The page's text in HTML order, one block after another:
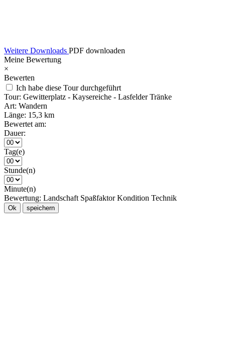
Weitere Downloads PDF downloaden
Meine Bewertung
×
Bewerten
Ich habe diese Tour durchgeführt
Tour: Gewitterplatz - Kaysereiche - Lasfelder Tränke
Art: Wandern
Länge: 15,3 km
Bewertet am:
Dauer:
Tag(e)
Stunde(n)
Minute(n)
Bewertung: Landschaft Spaßfaktor Kondition Technik
Ok speichern